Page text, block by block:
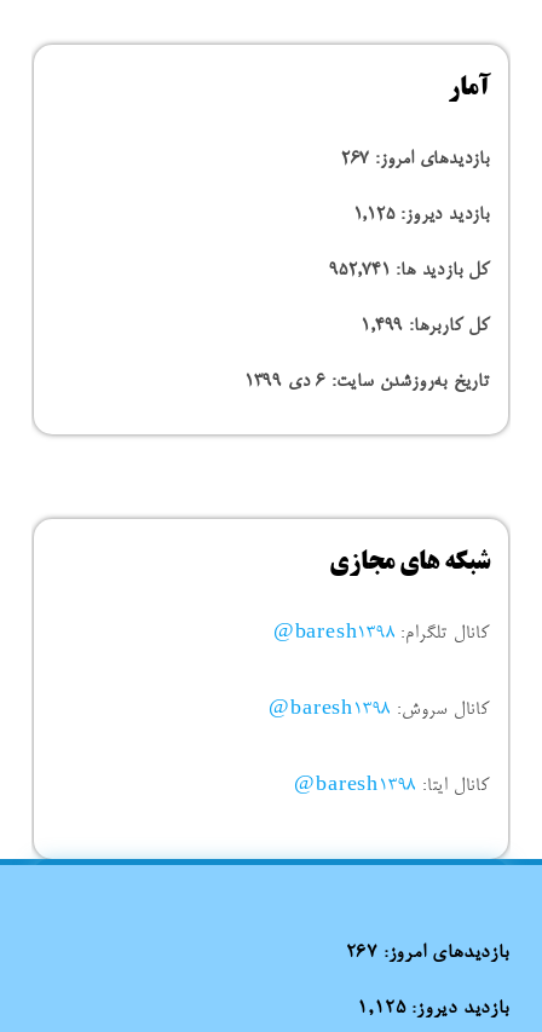
آمار
بازدیدهای امروز: 267
بازدید دیروز:1,125
کل بازدید ها: 952,741
کل کاربرها: 1,499
تاریخ به‌روزشدن سایت:۶ دی ۱۳۹۹
شبکه های مجازی
کانال تلگرام: baresh1398@
کانال سروش: baresh1398@
کانال ایتا: baresh1398@
بازدیدهای امروز:267
بازدید دیروز:1,125